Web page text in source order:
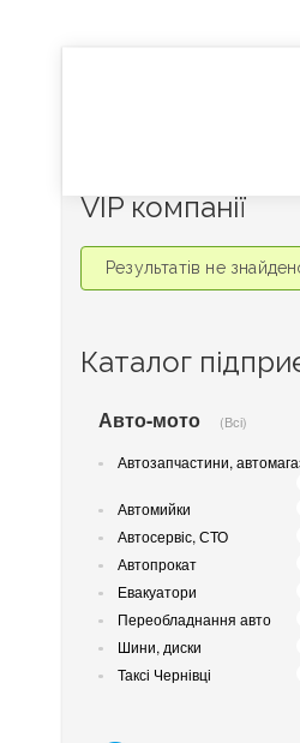
VIP компанії
Результатів не
Каталог
Авто-мото (Всі)
Автозапчастини,
Автомийки
Автосервіс, СТО
Автопрокат
Евакуатори
Переобладнання авто
Шини, диски
Таксі Чернівці